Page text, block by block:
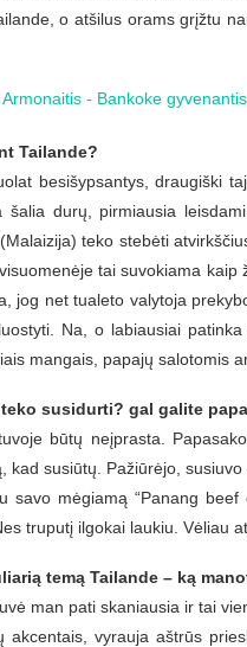
o atšilus orams grįžtu
Tailande?
besišypsantys, draugiški
durų, pirmiausia
teko stebėti
tai suvokiama
jog net tualeto valytoja
Na, o labiausiai
mangais, papajų salotomis
susidurti? gal galite
būtų neįprasta.
susiūtų. Pažiūrėjo,
savo mėgiamą “Panang
truputį ilgokai laukiu. Vėliau
temą Tailande – ką
man pati skaniausia ir tai
akcentais, vyrauja aštrūs